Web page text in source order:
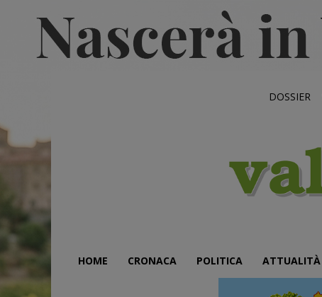
DOSSIER
HOME CRONACA POLITICA ATTUALITÀ